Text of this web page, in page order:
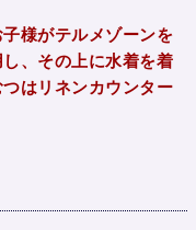
様がテルメゾーンを
、その上に水着を着
はリネンカウンター